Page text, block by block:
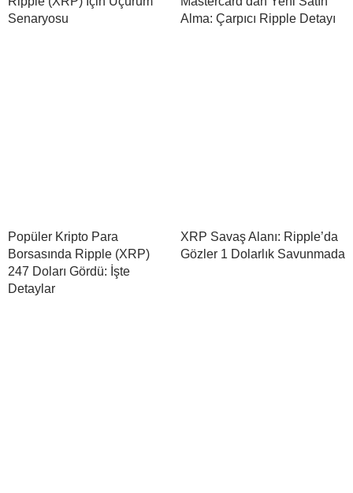
Senaryosu
Alma: Çarpıcı Ripple Detayı
Popüler Kripto Para
Borsasında Ripple (XRP)
247 Doları Gördü: İşte
Detaylar
XRP Savaş Alanı: Ripple’da
Gözler 1 Dolarlık Savunmada